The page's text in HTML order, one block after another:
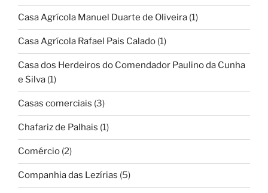
Casa Agrícola Manuel Duarte de Oliveira (1)
Casa Agrícola Rafael Pais Calado (1)
Casa dos Herdeiros do Comendador Paulino da Cunha
e Silva (1)
Casas comerciais (3)
Chafariz de Palhais (1)
Comércio (2)
Companhia das Lezírias (5)